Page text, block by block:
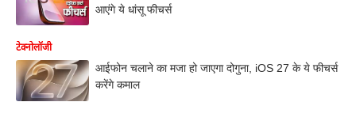
आएंगे ये धांसू फीचर्स
टेक्नोलॉजी
आईफोन चलाने का मजा हो जाएगा दोगुना, iOS 27 के ये फीचर्स
करेंगे कमाल